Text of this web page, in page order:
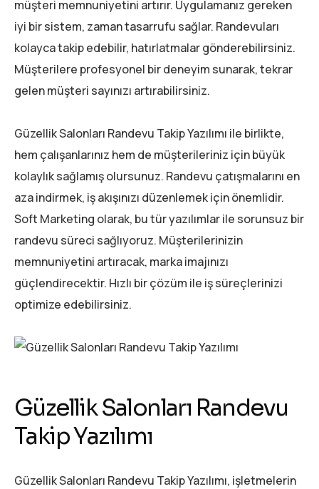
müşteri memnuniyetini artırır. Uygulamanız gereken
iyi bir sistem, zaman tasarrufu sağlar. Randevuları
kolayca takip edebilir, hatırlatmalar gönderebilirsiniz.
Müşterilere profesyonel bir deneyim sunarak, tekrar
gelen müşteri sayınızı artırabilirsiniz.
Güzellik Salonları Randevu Takip Yazılımı ile birlikte,
hem çalışanlarınız hem de müşterileriniz için büyük
kolaylık sağlamış olursunuz. Randevu çatışmalarını en
aza indirmek, iş akışınızı düzenlemek için önemlidir.
Soft Marketing olarak, bu tür yazılımlar ile sorunsuz bir
randevu süreci sağlıyoruz. Müşterilerinizin
memnuniyetini artıracak, marka imajınızı
güçlendirecektir. Hızlı bir çözüm ile iş süreçlerinizi
optimize edebilirsiniz.
Güzellik Salonları Randevu
Takip Yazılımı
Güzellik Salonları Randevu Takip Yazılımı, işletmelerin